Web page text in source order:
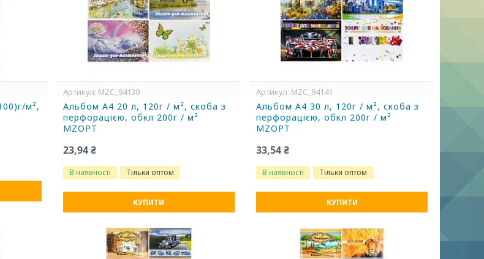
м²,
MZC_94139
Альбом А4 20 л, 120г / м², скоба з
перфорацією, обкл 200г / м²
MZOPT
23,94 ₴
В наявності Тільки оптом
КУПИТИ
MZC_94141
Альбом А4 30 л, 120г / м², скоба з
перфорацією, обкл 200г / м²
MZOPT
33,54 ₴
В наявності Тільки оптом
КУПИТИ